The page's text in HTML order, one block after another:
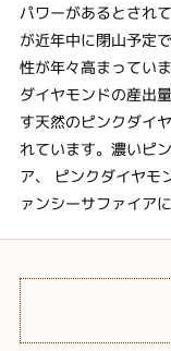
パワーがあるとされ
が近年中に閉山予定
性が年々高まってい
ダイヤモンドの産出
す天然のピンクダイ
れています。濃いピ
ア、 ピンクダイヤモ
ァンシーサファイア